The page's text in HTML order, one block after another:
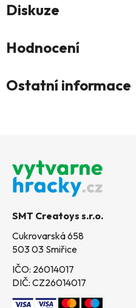
Diskuze
Hodnocení
Ostatní informace
SMT Creatoys s.r.o.
Cukrovarská 658
503 03 Smiřice
IČO: 26014017
DIČ: CZ26014017